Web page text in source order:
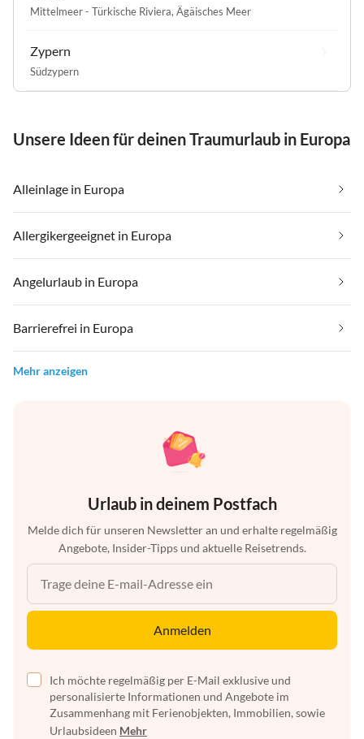
Mittelmeer - Türkische Riviera, Ägäisches Meer
Zypern
Südzypern
Unsere Ideen für deinen Traumurlaub in Europa
Alleinlage in Europa
Allergikergeeignet in Europa
Angelurlaub in Europa
Barrierefrei in Europa
Mehr anzeigen
Urlaub in deinem Postfach
Melde dich für unseren Newsletter an und erhalte regelmäßig
Angebote, Insider-Tipps und aktuelle Reisetrends.
Anmelden
Ich möchte regelmäßig per E-Mail exklusive und
personalisierte Informationen und Angebote im
Zusammenhang mit Ferienobjekten, Immobilien, sowie
Urlaubsideen Mehr